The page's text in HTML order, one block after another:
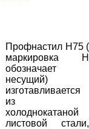
Профнастил Н75 (
маркировка Н
обозначает
несущий)
изготавливается
из
холоднокатаной
листовой стали,